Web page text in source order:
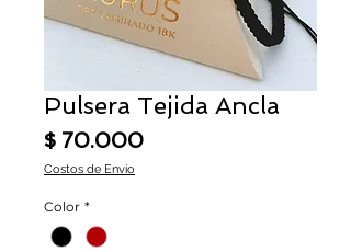
Pulsera Tejida Ancla
$ 70.000Precio
Costos de Envío
Color *